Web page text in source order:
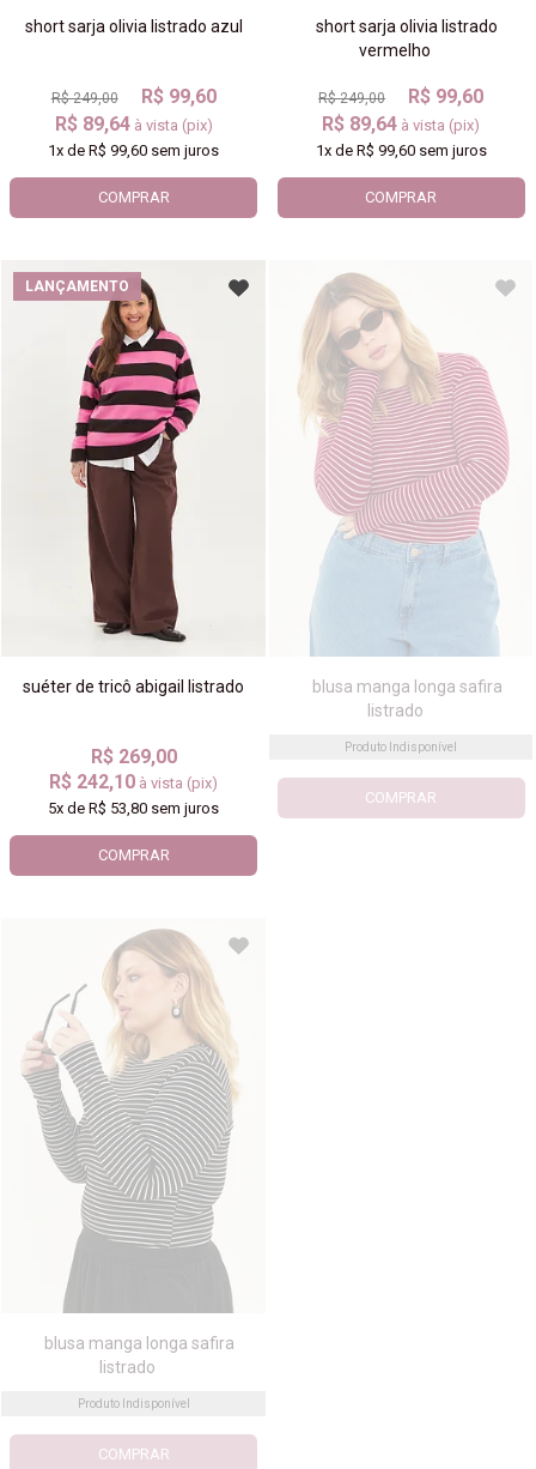
short sarja olivia listrado azul
R$ 249,00
R$ 99,60
R$ 89,64 à vista (pix)
1x deR$ 99,60 sem juros
COMPRAR
short sarja olivia listrado
vermelho
R$ 249,00
R$ 99,60
R$ 89,64 à vista (pix)
1xde R$ 99,60sem juros
COMPRAR
LANÇAMENTO
suéter de tricô abigail listrado
R$ 269,00
R$ 242,10 à vista (pix)
5x deR$ 53,80 sem juros
COMPRAR
blusa manga longa safira
listrado
Produto Indisponível
COMPRAR
blusa manga longa safira
listrado
Produto Indisponível
COMPRAR